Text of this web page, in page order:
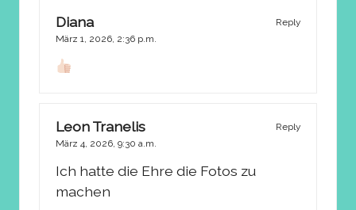
Diana
Reply
März 1, 2026, 2:36 p.m.
Leon Tranelis
Reply
März 4, 2026, 9:30 a.m.
Ich hatte die Ehre die Fotos zu
machen